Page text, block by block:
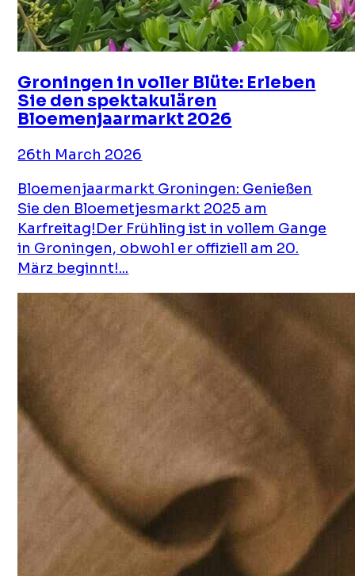
Groningen in voller Blüte: Erleben
Sie den spektakulären
Bloemenjaarmarkt 2026
26th March 2026
Bloemenjaarmarkt Groningen: Genießen
Sie den Bloemetjesmarkt 2025 am
Karfreitag!Der Frühling ist in vollem Gange
in Groningen, obwohl er offiziell am 20.
März beginnt!...